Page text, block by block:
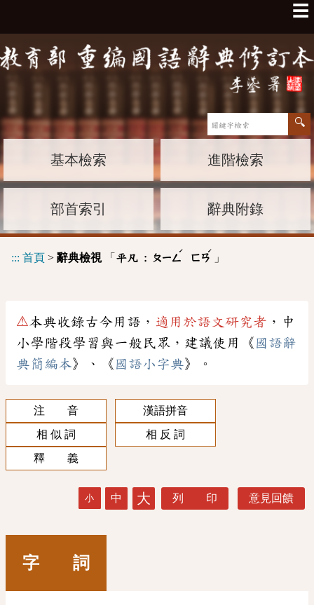
☰
基本檢索 進階檢索
部首索引 辭典附錄
::: 首頁 > 辭典檢視「 平凡 : ㄆㄧㄥ
ˊ
ㄈㄢ
ˊ
」
⚠本典收錄古今用語， 適用於語文研究者 ，中
小學階段學習與一般民眾，建議使用《 國語辭
典簡編本》、《 國語小字典》。
注 音
漢語拼音
相 似 詞
相 反 詞
釋 義
小 中 大 列 印 意見回饋
字 詞